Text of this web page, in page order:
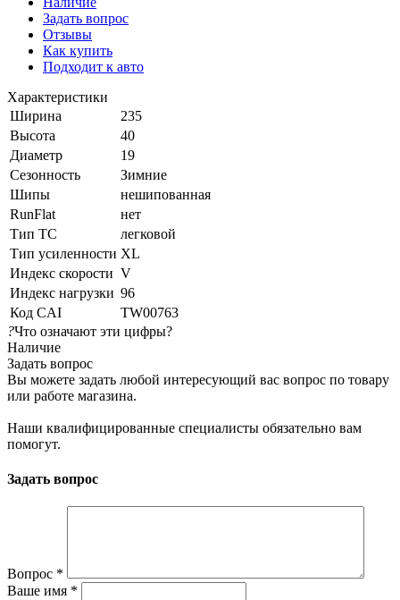
Задать вопрос
Отзывы
Как купить
Подходит к авто
Характеристики
Ширина
235
Высота
40
Диаметр
19
Сезонность
Зимние
Шипы
нешипованная
RunFlat
нет
Тип ТС
легковой
Тип усиленности XL
Индекс скорости V
Индекс нагрузки 96
Код CAI
TW00763
?Что означают эти цифры?
Наличие
Задать вопрос
Вы можете задать любой интересующий вас вопрос по товару
или работе магазина.
Наши квалифицированные специалисты обязательно вам
помогут.
Задать вопрос
Вопрос *
Ваше имя *